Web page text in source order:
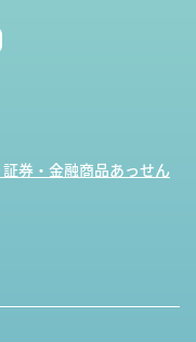
券・金融商品あっせん